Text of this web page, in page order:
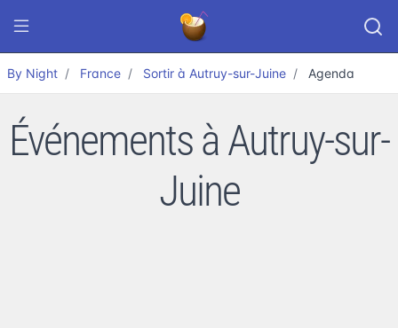
By Night France Sortir à Autruy-sur-Juine Agenda
Événements à Autruy-sur-
Juine